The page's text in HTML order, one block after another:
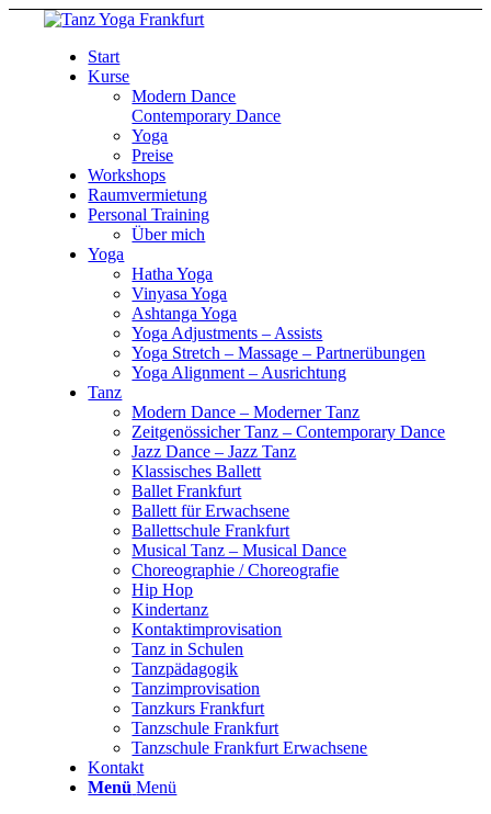
Start
Kurse
Modern Dance
Contemporary Dance
Yoga
Preise
Workshops
Raumvermietung
Personal Training
Über mich
Yoga
Hatha Yoga
Vinyasa Yoga
Ashtanga Yoga
Yoga Adjustments – Assists
Yoga Stretch – Massage – Partnerübungen
Yoga Alignment – Ausrichtung
Tanz
Modern Dance – Moderner Tanz
Zeitgenössicher Tanz – Contemporary Dance
Jazz Dance – Jazz Tanz
Klassisches Ballett
Ballet Frankfurt
Ballett für Erwachsene
Ballettschule Frankfurt
Musical Tanz – Musical Dance
Choreographie / Choreografie
Hip Hop
Kindertanz
Kontaktimprovisation
Tanz in Schulen
Tanzpädagogik
Tanzimprovisation
Tanzkurs Frankfurt
Tanzschule Frankfurt
Tanzschule Frankfurt Erwachsene
Kontakt
Menü Menü